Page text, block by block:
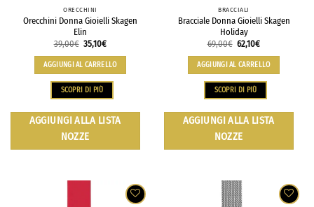
ORECCHINI
Orecchini Donna Gioielli Skagen
Elin
39,00€ 35,10€
AGGIUNGI AL CARRELLO
SCOPRI DI PIÙ
AGGIUNGI ALLA LISTA
NOZZE
BRACCIALI
Bracciale Donna Gioielli Skagen
Holiday
69,00€ 62,10€
AGGIUNGI AL CARRELLO
SCOPRI DI PIÙ
AGGIUNGI ALLA LISTA
NOZZE